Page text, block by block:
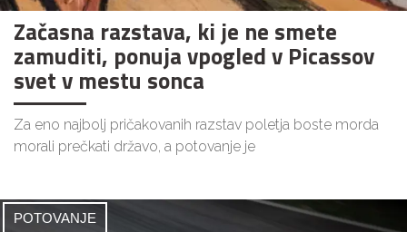
Začasna razstava, ki je ne smete
zamuditi, ponuja vpogled v Picassov
svet v mestu sonca
Za eno najbolj pričakovanih razstav poletja boste morda
morali prečkati državo, a potovanje je
POTOVANJE